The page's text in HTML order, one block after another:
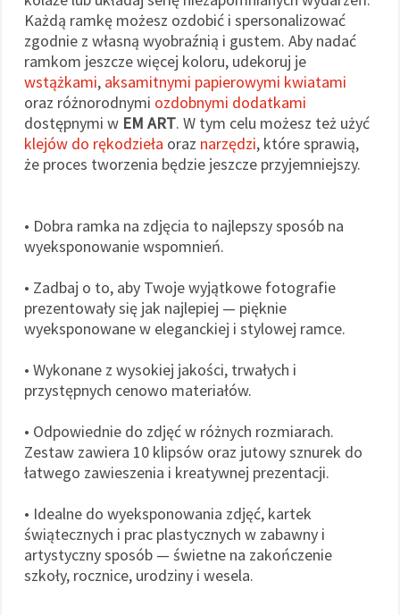
Każdą ramkę możesz ozdobić i spersonalizować
zgodnie z własną wyobraźnią i gustem. Aby nadać
ramkom jeszcze więcej koloru, udekoruj je
wstążkami, aksamitnymi papierowymi kwiatami
oraz różnorodnymi ozdobnymi dodatkami
dostępnymi w EM ART. W tym celu możesz też użyć
klejów do rękodzieła oraz narzędzi, które sprawią,
że proces tworzenia będzie jeszcze przyjemniejszy.
• Dobra ramka na zdjęcia to najlepszy sposób na
wyeksponowanie wspomnień.
• Zadbaj o to, aby Twoje wyjątkowe fotografie
prezentowały się jak najlepiej — pięknie
wyeksponowane w eleganckiej i stylowej ramce.
• Wykonane z wysokiej jakości, trwałych i
przystępnych cenowo materiałów.
• Odpowiednie do zdjęć w różnych rozmiarach.
Zestaw zawiera 10 klipsów oraz jutowy sznurek do
łatwego zawieszenia i kreatywnej prezentacji.
• Idealne do wyeksponowania zdjęć, kartek
świątecznych i prac plastycznych w zabawny i
artystyczny sposób — świetne na zakończenie
szkoły, rocznice, urodziny i wesela.